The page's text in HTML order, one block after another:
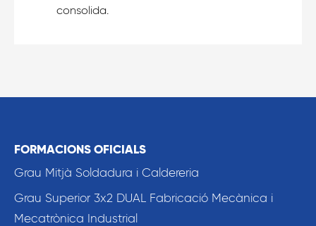
consolida.
FORMACIONS OFICIALS
Grau Mitjà Soldadura i Caldereria
Grau Superior 3x2 DUAL Fabricació Mecànica i
Mecatrònica Industrial